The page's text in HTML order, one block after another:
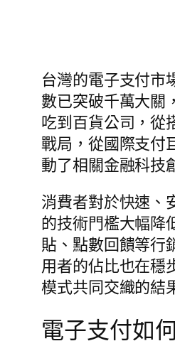
台灣的電子支付市
數已突破千萬大關
吃到百貨公司，從
戰局，從國際支付
動了相關金融科技
消費者對於快速、
的技術門檻大幅降
貼、點數回饋等行
用者的佔比也在穩
模式共同交織的結
電子支付如